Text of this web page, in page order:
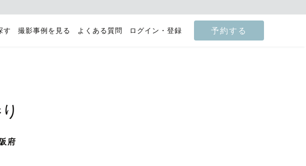
す 撮影事例を見る よくある質問 ログイン・登録 予約する
府